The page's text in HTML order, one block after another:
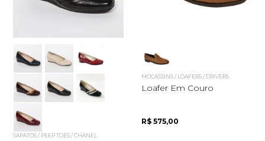
SAPATOS / PEEP TOES / CHANEL
MOCASSINS / LOAFERS / DRIVERS
Loafer Em Couro
R$ 575,00